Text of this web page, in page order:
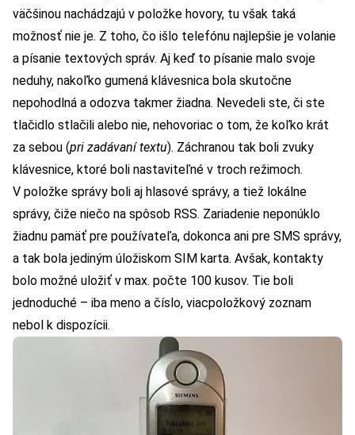
väčšinou nachádzajú v položke hovory, tu však taká
možnosť nie je. Z toho, čo išlo telefónu najlepšie je volanie
a písanie textových správ. Aj keď to písanie malo svoje
neduhy, nakoľko gumená klávesnica bola skutočne
nepohodlná a odozva takmer žiadna. Nevedeli ste, či ste
tlačidlo stlačili alebo nie, nehovoriac o tom, že koľko krát
za sebou (pri zadávaní textu). Záchranou tak boli zvuky
klávesnice, ktoré boli nastaviteľné v troch režimoch.
V položke správy boli aj hlasové správy, a tiež lokálne
správy, čiže niečo na spôsob RSS. Zariadenie neponúklo
žiadnu pamäť pre používateľa, dokonca ani pre SMS správy,
a tak bola jediným úložiskom SIM karta. Avšak, kontakty
bolo možné uložiť v max. počte 100 kusov. Tie boli
jednoduché – iba meno a číslo, viacpoložkový zoznam
nebol k dispozícii.